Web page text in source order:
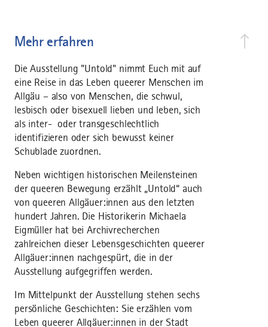
Mehr erfahren
Die Ausstellung "Untold" nimmt Euch mit auf
eine Reise in das Leben queerer Menschen im
Allgäu – also von Menschen, die schwul,
lesbisch oder bisexuell lieben und leben, sich
als inter- oder transgeschlechtlich
identifizieren oder sich bewusst keiner
Schublade zuordnen.
Neben wichtigen historischen Meilensteinen
der queeren Bewegung erzählt „Untold“ auch
von queeren Allgäuer:innen aus den letzten
hundert Jahren. Die Historikerin Michaela
Eigmüller hat bei Archivrecherchen
zahlreichen dieser Lebensgeschichten queerer
Allgäuer:innen nachgespürt, die in der
Ausstellung aufgegriffen werden.
Im Mittelpunkt der Ausstellung stehen sechs
persönliche Geschichten: Sie erzählen vom
Leben queerer Allgäuer:innen in der Stadt